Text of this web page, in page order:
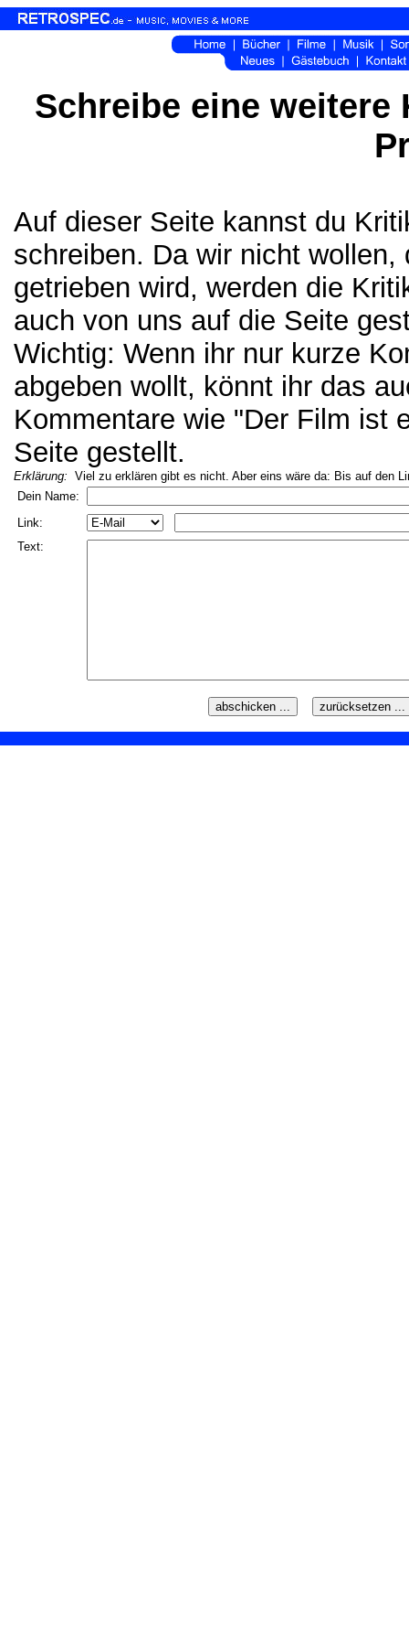
Schreibe eine
Auf dieser Seite kannst du
schreiben. Da wir nicht
getrieben wird, werden die
auch von uns auf die Seite
Wichtig: Wenn ihr nur kurze
abgeben wollt, könnt ihr das
Kommentare wie "Der Film ist
Seite gestellt.
Erklärung: Viel zu erklären gibt es nicht. Aber eins wäre da: Bis auf den
Dein Name:
Link:
Text: